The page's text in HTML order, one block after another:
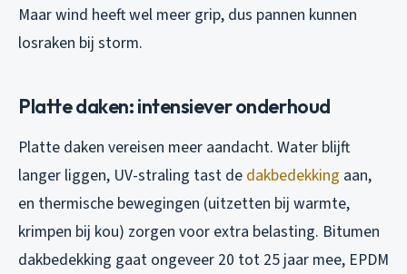
Maar wind heeft wel meer grip, dus pannen kunnen
losraken bij storm.
Platte daken: intensiever onderhoud
Platte daken vereisen meer aandacht. Water blijft
langer liggen, UV-straling tast de dakbedekking aan,
en thermische bewegingen (uitzetten bij warmte,
krimpen bij kou) zorgen voor extra belasting. Bitumen
dakbedekking gaat ongeveer 20 tot 25 jaar mee, EPDM